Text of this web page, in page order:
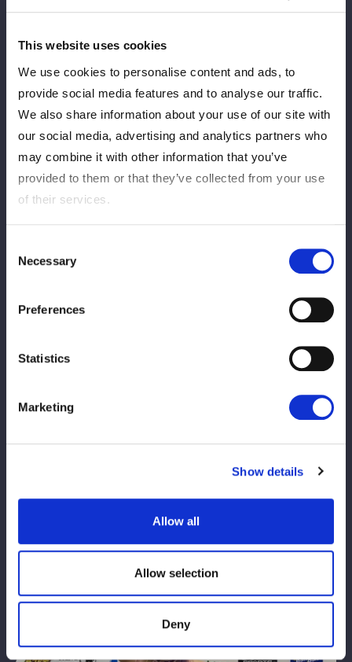
This website uses cookies
We use cookies to personalise content and ads, to
provide social media features and to analyse our traffic.
We also share information about your use of our site with
our social media, advertising and analytics partners who
may combine it with other information that you’ve
provided to them or that they’ve collected from your use
of their services.
Selection
Necessary
Preferences
Statistics
Marketing
Show details
Allow all
Allow selection
Deny
も首4の字で捕獲し主導権を握り返すと、エグい角度の逆方エビ
4分過ぎからはお互いにコーナーに追い詰め、エルボーの乱れ打
ち。金屋のブルドッキングヘッドヘッドロック、リバーススプラ
ッシュを浴びても3カウントは許さなかった。
丸め込み技の攻勢をはねのけ、カウンターのドロップキックを発
射。最後はアームロック式首4の字固めで捕らえ執念のタップを
奪った。
が届かなくて…。この1年3か月、無駄じゃなかったことを証明
したいし、絶対にゆりあが新人王になってアメリカで憧れている
白川（未奈）さんの前に立って『ゆりあが新人王になりました』
って胸張って言いたいなと思いました」と語った。
２回戦（8日、後楽園ホール）では儛島エマとの対戦が決定。
「エマも欠場して悔しい思い、いっぱいしたかもしれないけど、
ゆりあが確実に仕留めていきたいと思います」と表情を引き締め
た。
【金屋の話】今日のためにどれだけ頑張ってきたか…。同期から
出遅れた分、新人王でチャンピオンになって、遅咲きからここま
か。今はただ悔しい思いでいっぱいです。何が足りなかったの
か、もっと研究します。応援してくださったみんな、本当にごめ
んなさい。